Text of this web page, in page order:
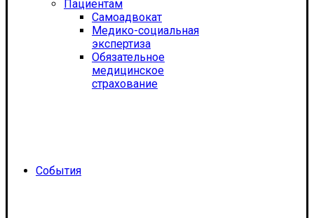
Пациентам
Самоадвокат
Медико-социальная
экспертиза
Обязательное
медицинское
страхование
События